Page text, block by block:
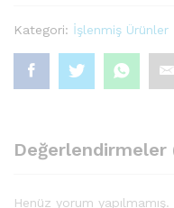
Kategori: İşlenmiş Ürünler
Değerlendirmeler
Henüz yorum